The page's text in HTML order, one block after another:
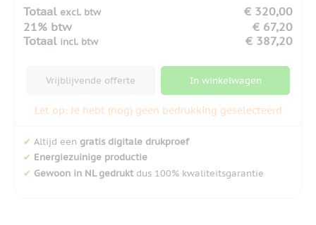
Totaal excl. btw
€ 320,00
21% btw
€ 67,20
Totaal incl. btw € 387,20
Vrijblijvende offerte In winkelwagen
Let op: Je hebt (nog) geen bedrukking geselecteerd
✔ Altijd een gratis digitale drukproef
✔ Energiezuinige productie
✔ Gewoon in NL gedruktdus 100% kwaliteitsgarantie